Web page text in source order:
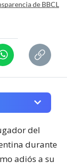
de BBCL
del
durante
adiós a su